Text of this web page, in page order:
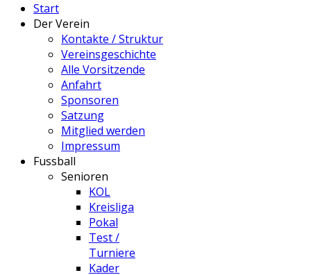
Start
Der Verein
Kontakte / Struktur
Vereinsgeschichte
Alle Vorsitzende
Anfahrt
Sponsoren
Satzung
Mitglied werden
Impressum
Fussball
Senioren
KOL
Kreisliga
Pokal
Test /
Turniere
Kader